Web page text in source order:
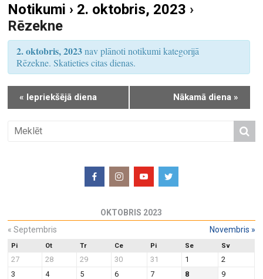
S
e
a
c
h
a
d
s
N
a
v
u
m
s
i
e
N
t
i
o
n
Notikumi › 2. oktobris, 2023 ›
Rēzekne
2. oktobris, 2023nav plānoti notikumi kategorijā
Rēzekne. Skatieties citas dienas.
« Iepriekšējā diena Nākamā diena »
OKTOBRIS 2023
« Septembris Novembris »
Pi Ot Tr Ce Pi Se Sv
27 28 29 30 31 1
2
3
4 5 6 7 8
9